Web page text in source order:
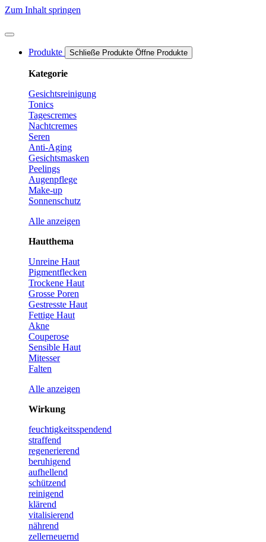
Zum Inhalt springen
Produkte Schließe Produkte Öffne Produkte
Kategorie
Gesichtsreinigung
Tonics
Tagescremes
Nachtcremes
Seren
Anti-Aging
Gesichtsmasken
Peelings
Augenpflege
Make-up
Sonnenschutz
Alle anzeigen
Hautthema
Unreine Haut
Pigmentflecken
Trockene Haut
Grosse Poren
Gestresste Haut
Fettige Haut
Akne
Couperose
Sensible Haut
Mitesser
Falten
Alle anzeigen
Wirkung
feuchtigkeits­spendend
straffend
regenerierend
beruhigend
aufhellend
schützend
reinigend
klärend
vitalisierend
nährend
zellerneuernd